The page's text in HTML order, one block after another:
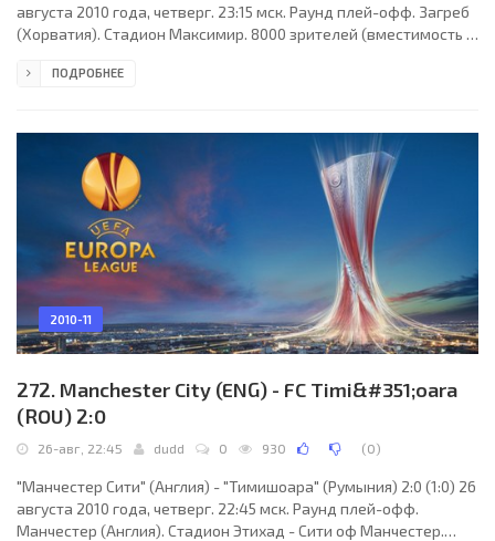
августа 2010 года, четверг. 23:15 мск. Раунд плей-офф. Загреб
(Хорватия). Стадион Максимир. 8000 зрителей (вместимость -
Мидленд, Англия). "Динамо Загреб": Филип Лончарич, Леонард
(Додо, 66), Андрей Крамарич (Матиас Чаго, 79), Анте Рукавина.
Главный тренер - Вахид
ПОДРОБНЕЕ
2010-11
272. Manchester City (ENG) - FC Timi&#351;oara
(ROU) 2:0
26-авг, 22:45 dudd 0 930 (0)
"Манчестер Сити" (Англия) - "Тимишоара" (Румыния) 2:0 (1:0) 26
августа 2010 года, четверг. 22:45 мск. Раунд плей-офф.
Манчестер (Англия). Стадион Этихад - Сити оф Манчестер.